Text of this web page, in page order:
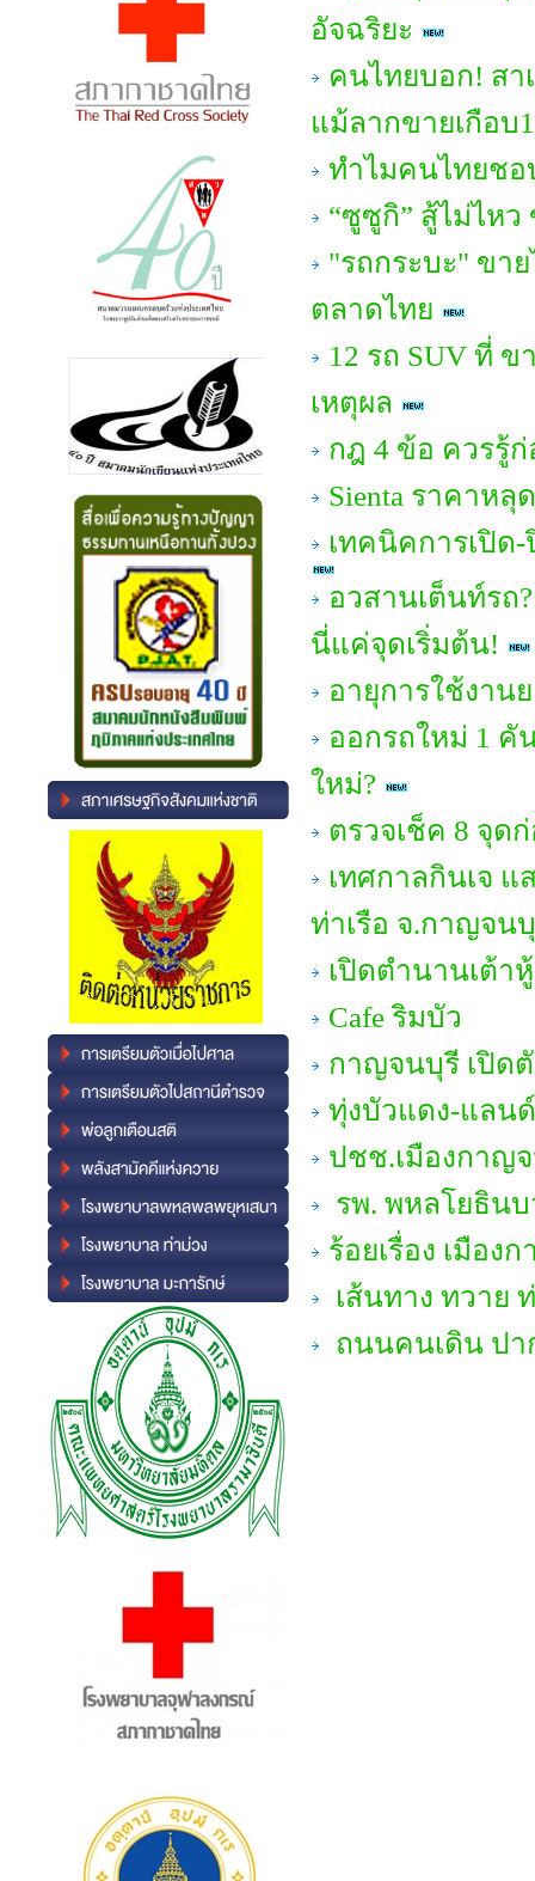
อัจฉริยะ
คนไทยบอก! สา
แม้ลากขายเกือบ
ทำไมคนไทยช
“ซูซูกิ” สู้ไม่ไหว
"รถกระบะ" ขา
ตลาดไทย
12 รถ SUV ที่
เหตุผล
กฎ 4 ข้อ ควรรู้
Sienta ราคาห
เทคนิคการเปิด
อวสานเต็นท์รถ
นี่แค่จุดเริ่มต้น!
อายุการใช้งาน
ออกรถใหม่ 1 คั
ใหม่?
ตรวจเช็ค 8 จุด
เทศกาลกินเจ แ
ท่าเรือ จ.กาญจน
เปิดตำนานเต้า
Cafe ริมบัว
กาญจนบุรี เปิด
ทุ่งบัวแดง-แลน
ปชช.เมืองกาญ
รพ. พหลโยธิน
ร้อยเรื่อง เมือง
เส้นทาง ทวาย
ถนนคนเดิน ปา